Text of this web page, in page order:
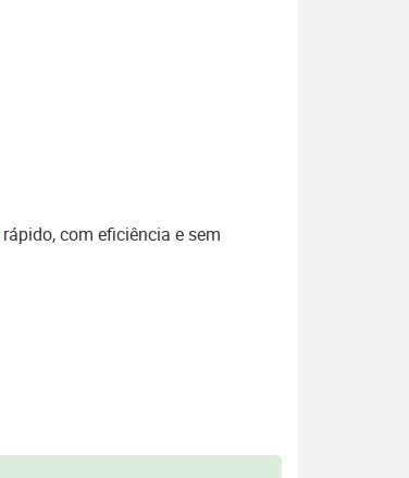
rápido, com eficiência e sem